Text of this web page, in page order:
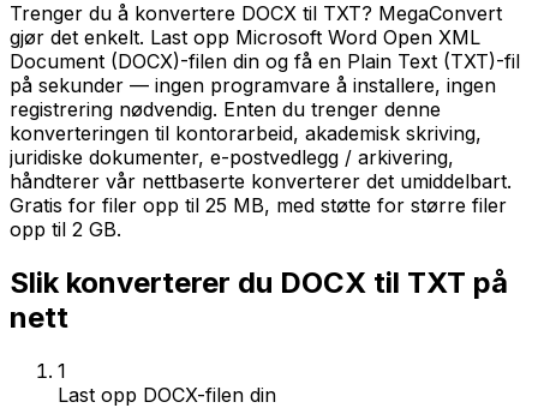
Trenger du å konvertere DOCX til TXT? MegaConvert
gjør det enkelt. Last opp Microsoft Word Open XML
Document (DOCX)-filen din og få en Plain Text (TXT)-fil
på sekunder — ingen programvare å installere, ingen
registrering nødvendig. Enten du trenger denne
konverteringen til kontorarbeid, akademisk skriving,
juridiske dokumenter, e-postvedlegg / arkivering,
håndterer vår nettbaserte konverterer det umiddelbart.
Gratis for filer opp til 25 MB, med støtte for større filer
opp til 2 GB.
Slik konverterer du DOCX til TXT på
nett
1
Last opp DOCX-filen din